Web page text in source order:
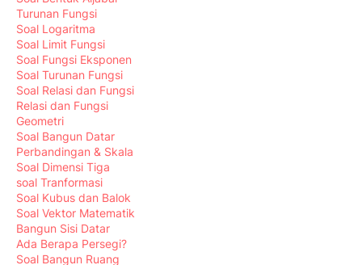
Turunan Fungsi
Soal Logaritma
Soal Limit Fungsi
Soal Fungsi Eksponen
Soal Turunan Fungsi
Soal Relasi dan Fungsi
Relasi dan Fungsi
Geometri
Soal Bangun Datar
Perbandingan & Skala
Soal Dimensi Tiga
soal Tranformasi
Soal Kubus dan Balok
Soal Vektor Matematik
Bangun Sisi Datar
Ada Berapa Persegi?
Soal Bangun Ruang